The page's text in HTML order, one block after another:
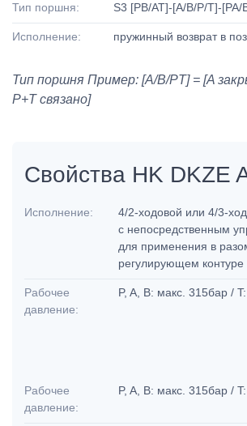
Тип поршня: S3 [PB/AT]-[A/B/P/T]-[PA/
Исполнение: пружинный возврат в
Тип поршня Пример: [A/B/PT] = [A
P+T связано]
Свойства HK DKZE
Исполнение:
4/2-ходовой или 4/3-
с непосредственным
для применения в
регулирующем контуре
Рабочее
давление:
P, A, B: макс. 315бар /
Рабочее
давление:
P, A, B: макс. 315бар /